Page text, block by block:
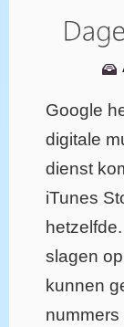
Google
digitale
dienst
iTunes
slagen
kunnen